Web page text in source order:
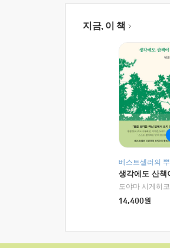
지금, 이 책
베스트셀러의 뿌
생각에도 산책
도야마 시게히
14,400원